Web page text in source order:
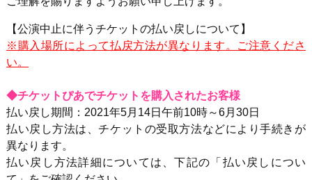
【公演中止に伴うチケットの払い戻しについて】
※購入場所によって払戻方法が異なります。ご注意くださ
い。
◆チケットぴあでチケットを購入されたお客様
払い戻し期間：2021年5月14日午前10時～6月30日
払い戻し方法は、チケットの受取方法などにより手続きが
異なります。
払い戻し方法詳細については、下記の「払い戻しについ